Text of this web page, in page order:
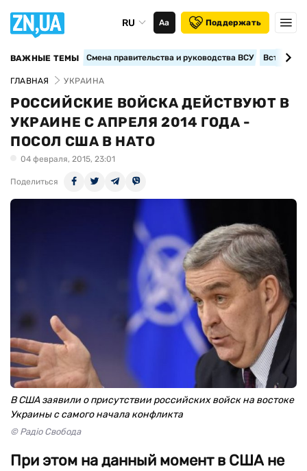
RU Аа Поддержать
ВАЖНЫЕ ТЕМЫ Смена правительства и руководства ВСУ
ГЛАВНАЯ УКРАИНА
РОССИЙСКИЕ ВОЙСКА ДЕЙСТВУЮТ В
УКРАИНЕ С АПРЕЛЯ 2014 ГОДА -
ПОСОЛ США В НАТО
04 февраля, 2015, 23:01
Поделиться
В США заявили о присутствии российских войск на востоке
Украины с самого начала конфликта
© Радіо Свобода
При этом на данный момент в США не